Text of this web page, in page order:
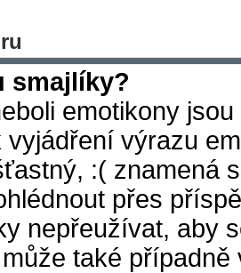
smajlíky?
emotikony
výrazu
:( znamená
přes
nepřeužívat, aby
také